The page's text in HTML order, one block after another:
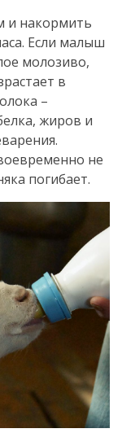
и накормить
Если малыш
молозиво,
в
–
жиров и
не
погибает.